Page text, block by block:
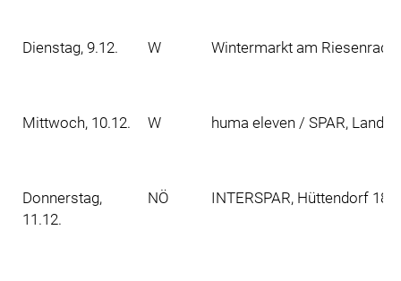
Dienstag, 9.12. W Wintermarkt am
Mittwoch, 10.12. W huma eleven / SPAR,
Donnerstag,
11.12.
NÖ INTERSPAR, Hüttendorf